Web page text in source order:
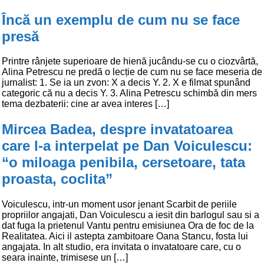
Încă un exemplu de cum nu se face
presă
Printre rânjete superioare de hienă jucându-se cu o ciozvârtă,
Alina Petrescu ne predă o lecție de cum nu se face meseria de
jurnalist: 1. Se ia un zvon: X a decis Y. 2. X e filmat spunând
categoric că nu a decis Y. 3. Alina Petrescu schimbă din mers
tema dezbaterii: cine ar avea interes […]
Mircea Badea, despre invatatoarea
care l-a interpelat pe Dan Voiculescu:
“o miloaga penibila, cersetoare, tata
proasta, coclita”
Voiculescu, intr-un moment usor jenant Scarbit de periile
propriilor angajati, Dan Voiculescu a iesit din barlogul sau si a
dat fuga la prietenul Vantu pentru emisiunea Ora de foc de la
Realitatea. Aici il astepta zambitoare Oana Stancu, fosta lui
angajata. In alt studio, era invitata o invatatoare care, cu o
seara inainte, trimisese un […]